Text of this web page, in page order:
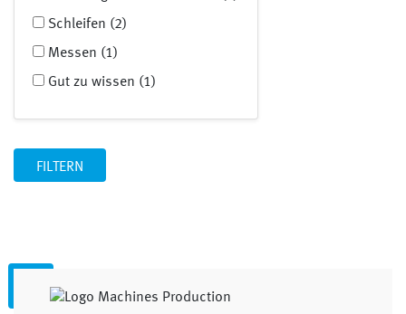
Schleifen (2)
Messen (1)
Gut zu wissen (1)